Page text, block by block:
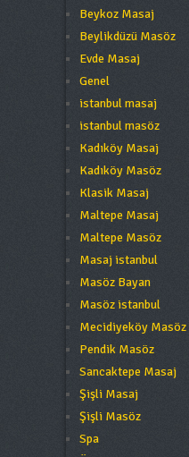
Beykoz Masaj
Beylikdüzü Masöz
Evde Masaj
Genel
istanbul masaj
istanbul masöz
Kadıköy Masaj
Kadıköy Masöz
Klasik Masaj
Maltepe Masaj
Maltepe Masöz
Masaj istanbul
Masöz Bayan
Masöz istanbul
Mecidiyeköy Masöz
Pendik Masöz
Sancaktepe Masaj
Şişli Masaj
Şişli Masöz
Spa